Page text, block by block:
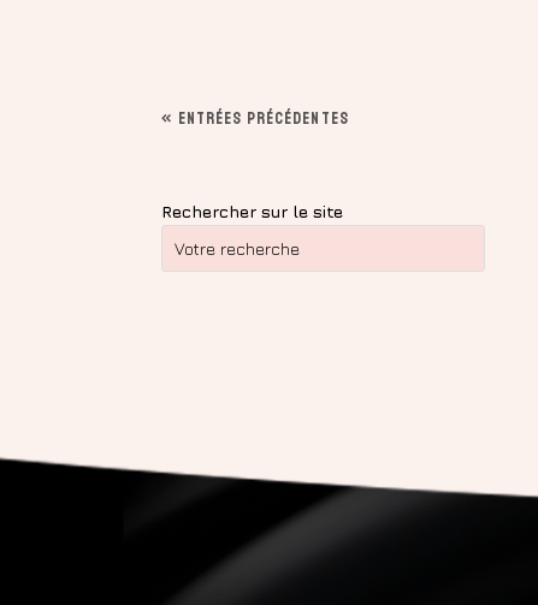
« ENTRÉES PRÉCÉDENTES
Rechercher sur le site